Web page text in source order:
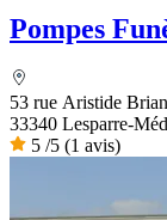
Pompes
53 rue Aristide
33340 Lesparre-
5 /5 (1 avis)